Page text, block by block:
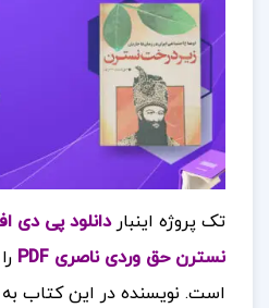
تک پروژه اینبار دانلود پی دی
نسترن حق وردی ناصری PDF
است. نویسنده در این کتاب